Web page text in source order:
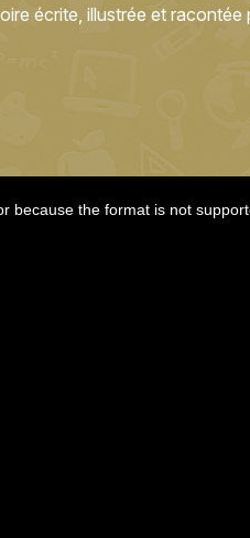
écrite, illustrée et racontée
because the format is not